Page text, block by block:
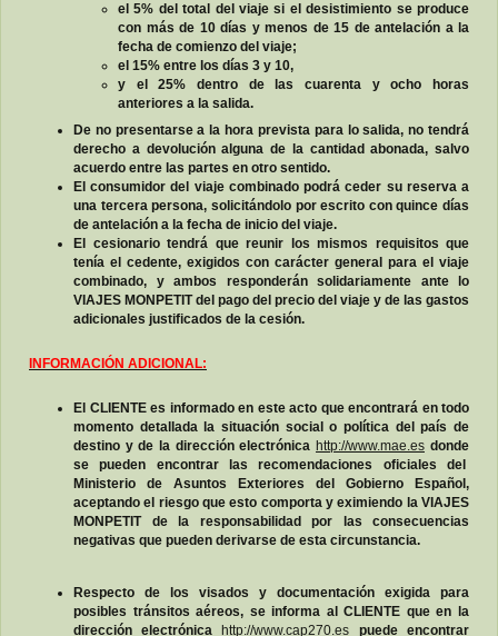
el 5% del total del viaje si el desistimiento se produce
con más de 10 días y menos de 15 de antelación a la
fecha de comienzo del viaje;
el 15% entre los días 3 y 10,
y el 25% dentro de las cuarenta y ocho horas
anteriores a la salida.
De no presentarse a la hora prevista para lo salida, no tendrá
derecho a devolución alguna de la cantidad abonada, salvo
acuerdo entre las partes en otro sentido.
El consumidor del viaje combinado podrá ceder su reserva a
una tercera persona, solicitándolo por escrito con quince días
de antelación a la fecha de inicio del viaje.
El cesionario tendrá que reunir los mismos requisitos que
tenía el cedente, exigidos con carácter general para el viaje
combinado, y ambos responderán solidariamente ante lo
VIAJES MONPETIT del pago del precio del viaje y de las gastos
adicionales justificados de la cesión.
INFORMACIÓN ADICIONAL:
El CLIENTE es informado en este acto que encontrará en todo
momento detallada la situación social o política del país de
destino y de la dirección electrónica http://www.mae.es donde
se pueden encontrar las recomendaciones oficiales del
Ministerio de Asuntos Exteriores del Gobierno Español,
aceptando el riesgo que esto comporta y eximiendo la VIAJES
MONPETIT de la responsabilidad por las consecuencias
negativas que pueden derivarse de esta circunstancia.
Respecto de los visados y documentación exigida para
posibles tránsitos aéreos, se informa al CLIENTE que en la
dirección electrónica
http://www.cap270.es puede encontrar